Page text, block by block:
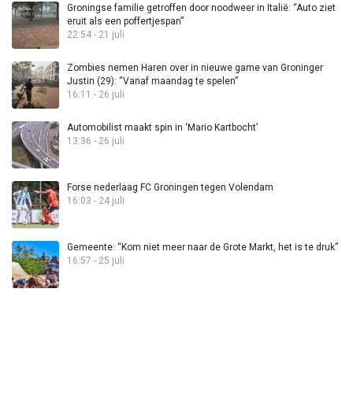
Groningse familie getroffen door noodweer in Italië: “Auto ziet
eruit als een poffertjespan”
22:54 - 21 juli
Zombies nemen Haren over in nieuwe game van Groninger
Justin (29): “Vanaf maandag te spelen”
16:11 - 26 juli
Automobilist maakt spin in ‘Mario Kartbocht’
13:36 - 26 juli
Forse nederlaag FC Groningen tegen Volendam
16:03 - 24 juli
Gemeente: “Kom niet meer naar de Grote Markt, het is te druk”
16:57 - 25 juli